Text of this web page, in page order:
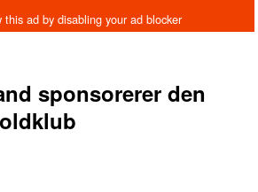
sponsorerer den